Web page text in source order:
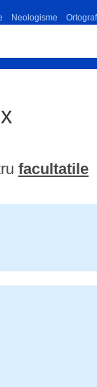
Neologisme
facultatile